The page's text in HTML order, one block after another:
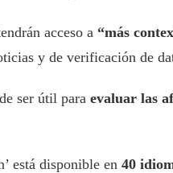
acceso a “más
y de verificación de
ser útil para evaluar las
está disponible en 40